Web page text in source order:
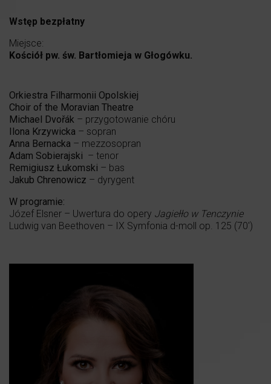
Wstęp bezpłatny
Miejsce:
Kościół pw. św. Bartłomieja w Głogówku.
Orkiestra Filharmonii Opolskiej
Choir of the Moravian Theatre
Michael Dvořák – przygotowanie chóru
Ilona Krzywicka – sopran
Anna Bernacka – mezzosopran
Adam Sobierajski – tenor
Remigiusz Łukomski – bas
Jakub Chrenowicz – dyrygent
W programie:
Józef Elsner – Uwertura do opery Jagiełło w Tenczynie
Ludwig van Beethoven – IX Symfonia d-moll op. 125 (70′)